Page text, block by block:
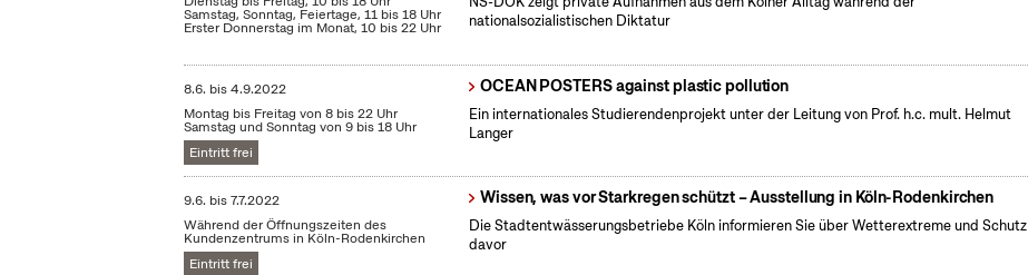
Samstag, Sonntag, Feiertage, 11 bis 18 Uhr
Erster Donnerstag im Monat, 10 bis 22 Uhr
nationalsozialistischen Diktatur
8.6. bis4.9.2022
Montag bis Freitag von 8 bis 22 Uhr
Samstag und Sonntag von 9 bis 18 Uhr
Eintritt frei
OCEAN POSTERS against plastic pollution
Ein internationales Studierendenprojekt unter der Leitung von Prof. h.c. mult. Helmut
Langer
9.6. bis7.7.2022
Während der Öffnungszeiten des
Kundenzentrums in Köln-Rodenkirchen
Eintritt frei
Wissen, was vor Starkregen schützt – Ausstellung in Köln-Rodenkirchen
Die Stadtentwässerungsbetriebe Köln informieren Sie über Wetterextreme und Schutz
davor